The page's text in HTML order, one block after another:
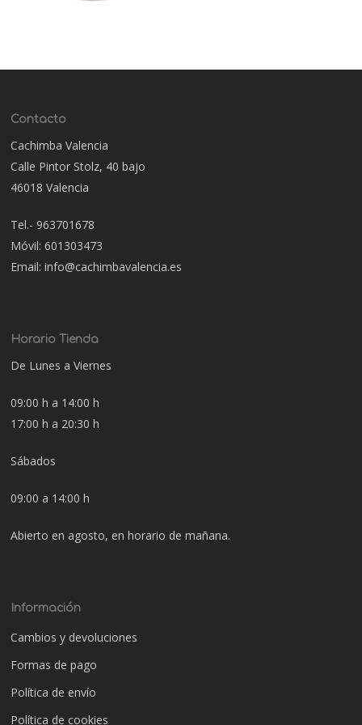
Contacto
Cachimba Valencia
Calle Pintor Stolz, 40 bajo
46018 Valencia
Tel.- 963701678
Móvil: 601303473
Email: info@cachimbavalencia.es
Horario Tienda
De Lunes a Viernes
09:00 h a 14:00 h
17:00 h a 20:30 h
Sábados
09:00 a 14:00 h
Abierto en agosto, en horario de mañana.
Información
Cambios y devoluciones
Formas de pago
Política de envío
Política de cookies